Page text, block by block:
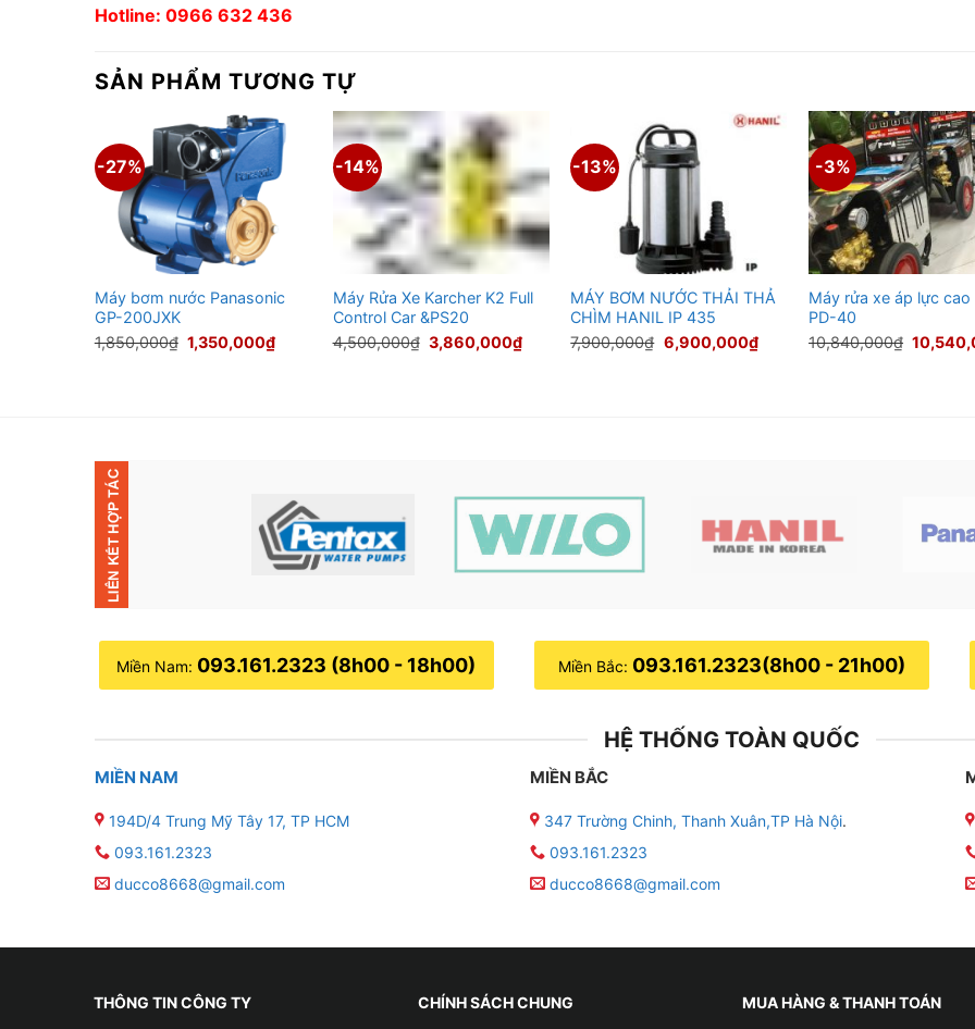
Hotline: 0966 632 436
SẢN PHẨM TƯƠNG TỰ
-27%
Máy bơm nước Panasonic
GP-200JXK
1,850,000₫ Giá
gốc
1,350,000₫Giá
-14%
Máy Rửa Xe Karcher K2 Full
Control Car &PS20
4,500,000₫ Giá
gốc
3,860,000₫Giá
hiện
-13%
MÁY BƠM NƯỚC THẢI THẢ
CHÌM HANIL IP 435
7,900,000₫ Giá
gốc
6,900,000₫Giá
hiện
-3%
Máy rửa xe áp lực cao
PD-40
10,840,000₫ Giá
gốc
Miền Nam: 093.161.2323 (8h00 - 18h00) Miền Bắc: 093.161.2323(8h00 - 21h00)
HỆ THỐNG TOÀN QUỐC
MIỀN NAM
194D/4 Trung Mỹ Tây 17, TP HCM
093.161.2323
ducco8668@gmail.com
MIỀN BẮC
347 Trường Chinh, Thanh Xuân,TP Hà Nội.
093.161.2323
ducco8668@gmail.com
THÔNG TIN CÔNG TY
CHÍNH SÁCH CHUNG
MUA HÀNG & THANH TOÁN